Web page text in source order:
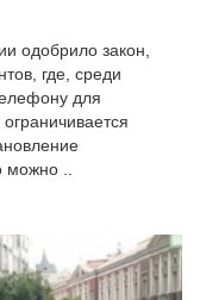
одобрило закон,
где, среди
для
можно ..